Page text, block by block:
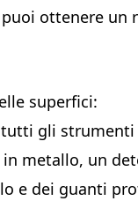
ottenere un
superfici:
gli
metallo, un
e dei guanti